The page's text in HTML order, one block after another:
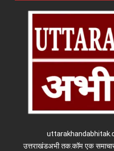
उत्तराखंडअभी तक.कॉम एक